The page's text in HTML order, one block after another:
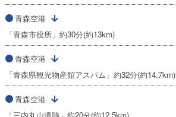
青森空港
「青森市役所」約30分(約13km)
青森空港
「青森県観光物産館アスパム」約32分(約14.7km)
青森空港